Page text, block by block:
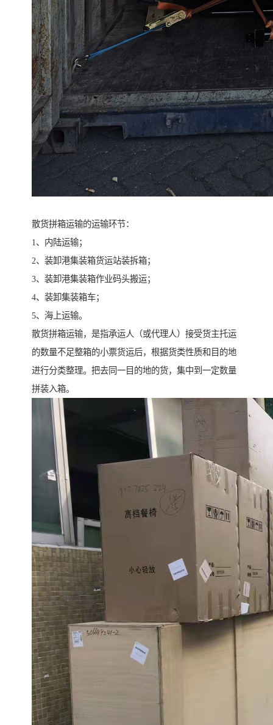
散货拼箱运输的运输环节：
1、内陆运输；
2、装卸港集装箱货运站装拆箱；
3、装卸港集装箱作业码头搬运；
4、装卸集装箱车；
5、海上运输。
散货拼箱运输，是指承运人（或代理人）接受货主托运
的数量不足整箱的小票货运后，根据货类性质和目的地
进行分类整理。把去同一目的地的货，集中到一定数量
拼装入箱。